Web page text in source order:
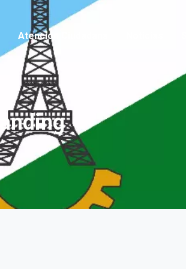
Atención Ciudadana
Landing